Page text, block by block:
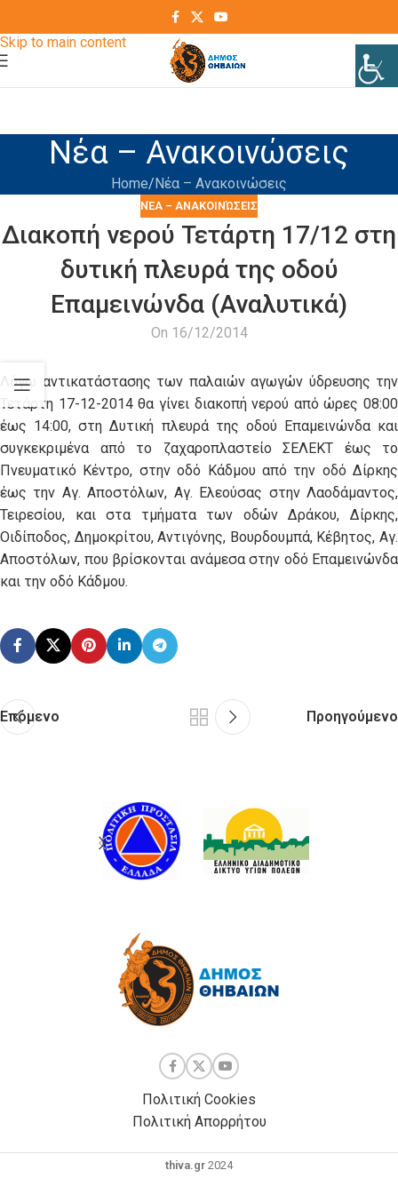
Skip to main content
Νέα – Ανακοινώσεις
Home Νέα – Ανακοινώσεις
ΝΈΑ – ΑΝΑΚΟΙΝΏΣΕΙΣ
Διακοπή νερού Τετάρτη 17/12 στη
δυτική πλευρά της οδού
Επαμεινώνδα (Αναλυτικά)
On 16/12/2014
Λόγω αντικατάστασης των παλαιών αγωγών ύδρευσης την
Τετάρτη 17-12-2014 θα γίνει διακοπή νερού από ώρες 08:00
έως 14:00, στη Δυτική πλευρά της οδού Επαμεινώνδα και
συγκεκριμένα από το ζαχαροπλαστείο ΣΕΛΕΚΤ έως το
Πνευματικό Κέντρο, στην οδό Κάδμου από την οδό Δίρκης
έως την Αγ. Αποστόλων, Αγ. Ελεούσας στην Λαοδάμαντος,
Τειρεσίου, και στα τμήματα των οδών Δράκου, Δίρκης,
Οιδίποδος, Δημοκρίτου, Αντιγόνης, Βουρδουμπά, Κέβητος, Αγ.
Αποστόλων, που βρίσκονται ανάμεσα στην οδό Επαμεινώνδα
και την οδό Κάδμου.
Επόμενο Προηγούμενο
Πολιτική Cookies
Πολιτική Απορρήτου
thiva.gr 2024